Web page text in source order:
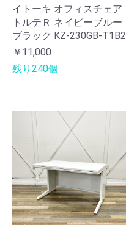
イトーキ オフィスチェア
トルテＲ ネイビーブルー
ブラック KZ-230GB-T1B2
￥11,000
残り240個